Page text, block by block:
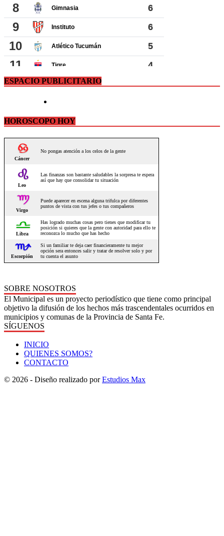
ESPACIO PUBLICITARIO
HOROSCOPO HOY
SOBRE NOSOTROS
El Municipal es un proyecto periodístico que tiene como principal
objetivo la difusión de los hechos más trascendentales ocurridos en
municipios y comunas de la Provincia de Santa Fe.
SÍGUENOS
INICIO
QUIENES SOMOS?
CONTACTO
© 2026 - Diseño realizado porEstudios Max